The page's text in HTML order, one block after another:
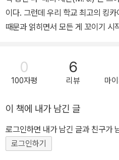
이다. 그런데 우리 학교 최고의 킹
때문과 얽히면서 모든 게 꼬이기 시
서 좋은 대학에나 진학해야 한다.’
라.’는 의견을 내세우며 연일 싸워
을 지경에 이르는데……. 도저히 잭
된다. 잭슨과의 사랑이 깊어 가던 어
연휴의 마지막 날을 함께 보내자.’
에 승낙하긴 했지만 정말 그와 함께
럽다. 게다가 늘 똑똑하고 믿음직했
0
100자평
6
리뷰 마
이 책에 내가 남긴 글
로그인하면 내가 남긴 글과 친구가
로그인하기